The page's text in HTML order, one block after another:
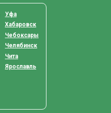
Уфа
Хабаровск
Чебоксары
Челябинск
Чита
Ярославль